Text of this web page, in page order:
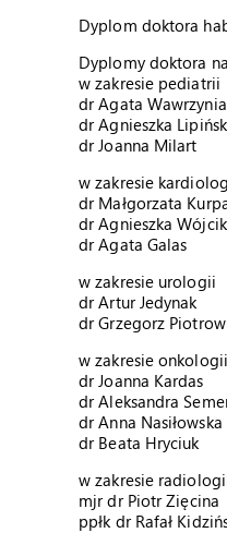
Dyplom doktora
Dyplomy doktora
w zakresie pediatrii
dr Agata
dr Agnieszka
dr Joanna Milart
w zakresie
dr Małgorzata
dr Agnieszka Wójcik
dr Agata Galas
w zakresie urologii
dr Artur Jedynak
dr Grzegorz
w zakresie
dr Joanna Kardas
dr Aleksandra
dr Anna Nasiłowska
dr Beata Hryciuk
w zakresie
mjr dr Piotr Zięcina
ppłk dr Rafał